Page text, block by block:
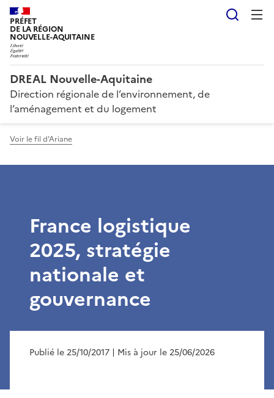
PRÉFET
DE LA RÉGION
NOUVELLE-AQUITAINE
DREAL Nouvelle-Aquitaine
Direction régionale de l’environnement, de
l’aménagement et du logement
Voir le fil d'Ariane
France logistique
2025, stratégie
nationale et
gouvernance
Publié le 25/10/2017 | Mis à jour le 25/06/2026